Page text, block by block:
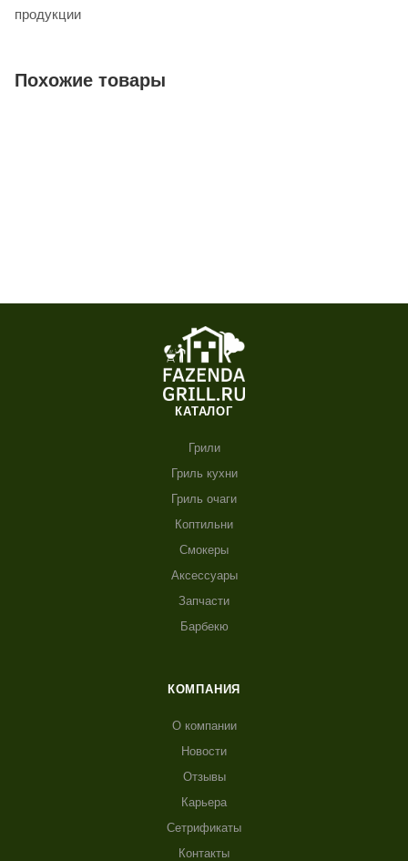
продукции
Похожие товары
КАТАЛОГ
Грили
Гриль кухни
Гриль очаги
Коптильни
Смокеры
Аксессуары
Запчасти
Барбекю
КОМПАНИЯ
О компании
Новости
Отзывы
Карьера
Сетрификаты
Контакты